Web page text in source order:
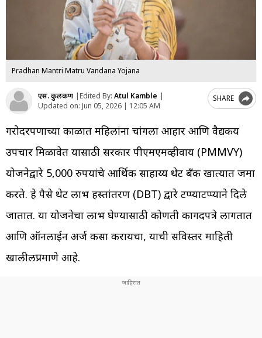
Pradhan Mantri Matru Vandana Yojana
एस. कुलकर्णी |Edited By: Atul Kamble |
Updated on: Jun 05, 2026 | 12:05 AM
SHARE
गरोदरपणाच्या काळात महिलांना चांगला आहार आणि वैद्यकीय
उपचार मिळावेत यासाठी सरकार पीएमएमव्हीवाय (PMMVY)
योजनेद्वारे 5,000 रुपयांचे आर्थिक साहाय्य थेट बँक खात्यात जमा
करते. हे पैसे थेट लाभ हस्तांतरण (DBT) द्वारे टप्प्याटप्प्याने दिले
जातात. या योजनेचा लाभ घेण्यासाठी कोणती कागदपत्रे लागतात
आणि ऑनलाईन अर्ज कसा करायचा, याची सविस्तर माहिती
खालीलप्रमाणे आहे.